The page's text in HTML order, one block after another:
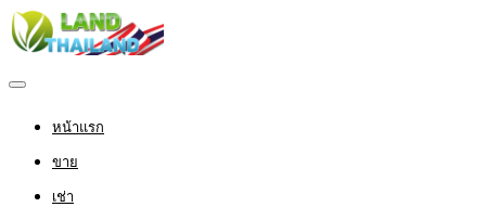
หน้าแรก
ขาย
เช่า